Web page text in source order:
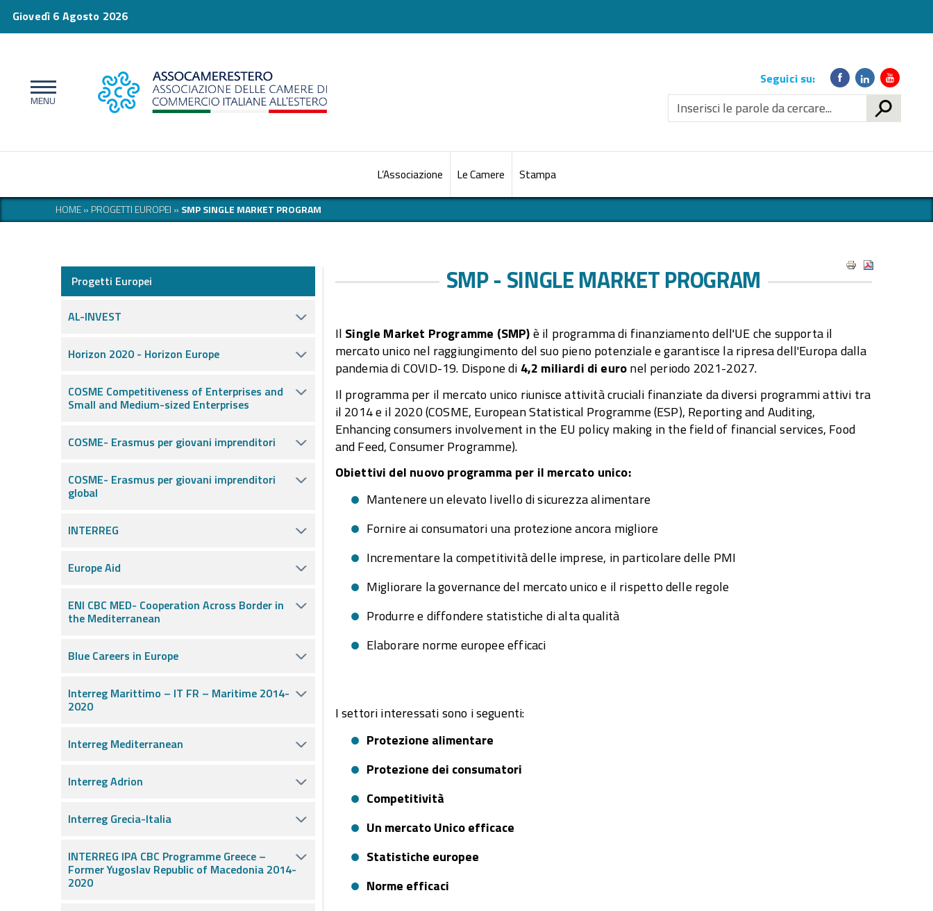
Giovedì 6 Agosto 2026
Link
social
Seguici su:
L’Associazione Le Camere Stampa
HOME»PROGETTI EUROPEI » SMP SINGLE MARKET PROGRAM
Progetti Europei
AL-INVEST
Horizon 2020 - Horizon Europe
COSME Competitiveness of Enterprises and
Small and Medium-sized Enterprises
COSME- Erasmus per giovani imprenditori
COSME- Erasmus per giovani imprenditori
global
INTERREG
Europe Aid
ENI CBC MED- Cooperation Across Border in
the Mediterranean
Blue Careers in Europe
Interreg Marittimo – IT FR – Maritime 2014-
2020
Interreg Mediterranean
Interreg Adrion
Interreg Grecia-Italia
INTERREG IPA CBC Programme Greece –
Former Yugoslav Republic of Macedonia 2014-
2020
SMP - SINGLE MARKET PROGRAM
Il Single Market Programme (SMP)è il programma di finanziamento dell'UE che supporta il
mercato unico nel raggiungimento del suo pieno potenziale e garantisce la ripresa dell'Europa dalla
pandemia di COVID-19. Dispone di 4,2 miliardi di euronel periodo 2021-2027.
Il programma per il mercato unico riunisce attività cruciali finanziate da diversi programmi attivi tra
il 2014 e il 2020 (COSME, European Statistical Programme (ESP), Reporting and Auditing,
Enhancing consumers involvement in the EU policy making in the field of financial services, Food
and Feed, Consumer Programme).
Obiettivi del nuovo programma per il mercato unico:
Mantenere un elevato livello di sicurezza alimentare
Fornire ai consumatori una protezione ancora migliore
Incrementare la competitività delle imprese, in particolare delle PMI
Migliorare la governance del mercato unico e il rispetto delle regole
Produrre e diffondere statistiche di alta qualità
Elaborare norme europee efficaci
I settori interessati sono i seguenti:
Protezione alimentare
Protezione dei consumatori
Competitività
Un mercato Unico efficace
Statistiche europee
Norme efficaci